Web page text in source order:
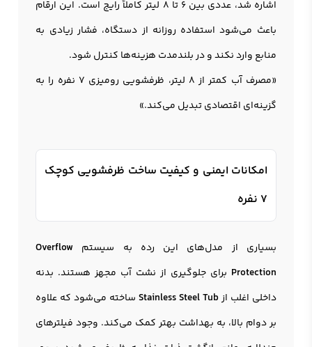
اشاره شد، عددی بین 6 تا 8 لیتر کاملاً رایج است. این ارقام
باعث می‌شود استفاده روزانه از دستگاه، فشار زیادی به
منابع وارد نکند و در بلندمدت هزینه‌ها کنترل شود.
«مصرف آب کمتر از 8 لیتر، ظرفشويي روميزی 7 نفره را به
گزینه‌ای اقتصادی تبدیل می‌کند.»
امکانات ایمنی و کیفیت ساخت ظرفشویی کوچک
7 نفره
بسیاری از مدل‌های این رده به سیستم Overflow
Protection برای جلوگیری از نشت آب مجهز هستند. بدنه
داخلی اغلب ازStainless Steel Tubساخته می‌شود که علاوه
بر دوام بالا، به بهداشت بهتر کمک می‌کند. وجود فیلترهای